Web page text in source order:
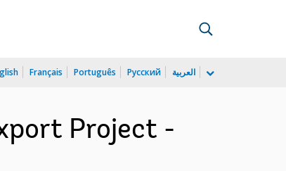
Français Português Русский العربية
Project -